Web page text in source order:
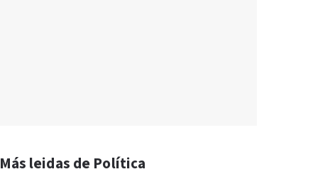
Más leidas de Política